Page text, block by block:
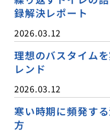
録解決レポート
2026.03.12
理想のバスタイム
レンド
2026.03.12
寒い時期に頻発す
方